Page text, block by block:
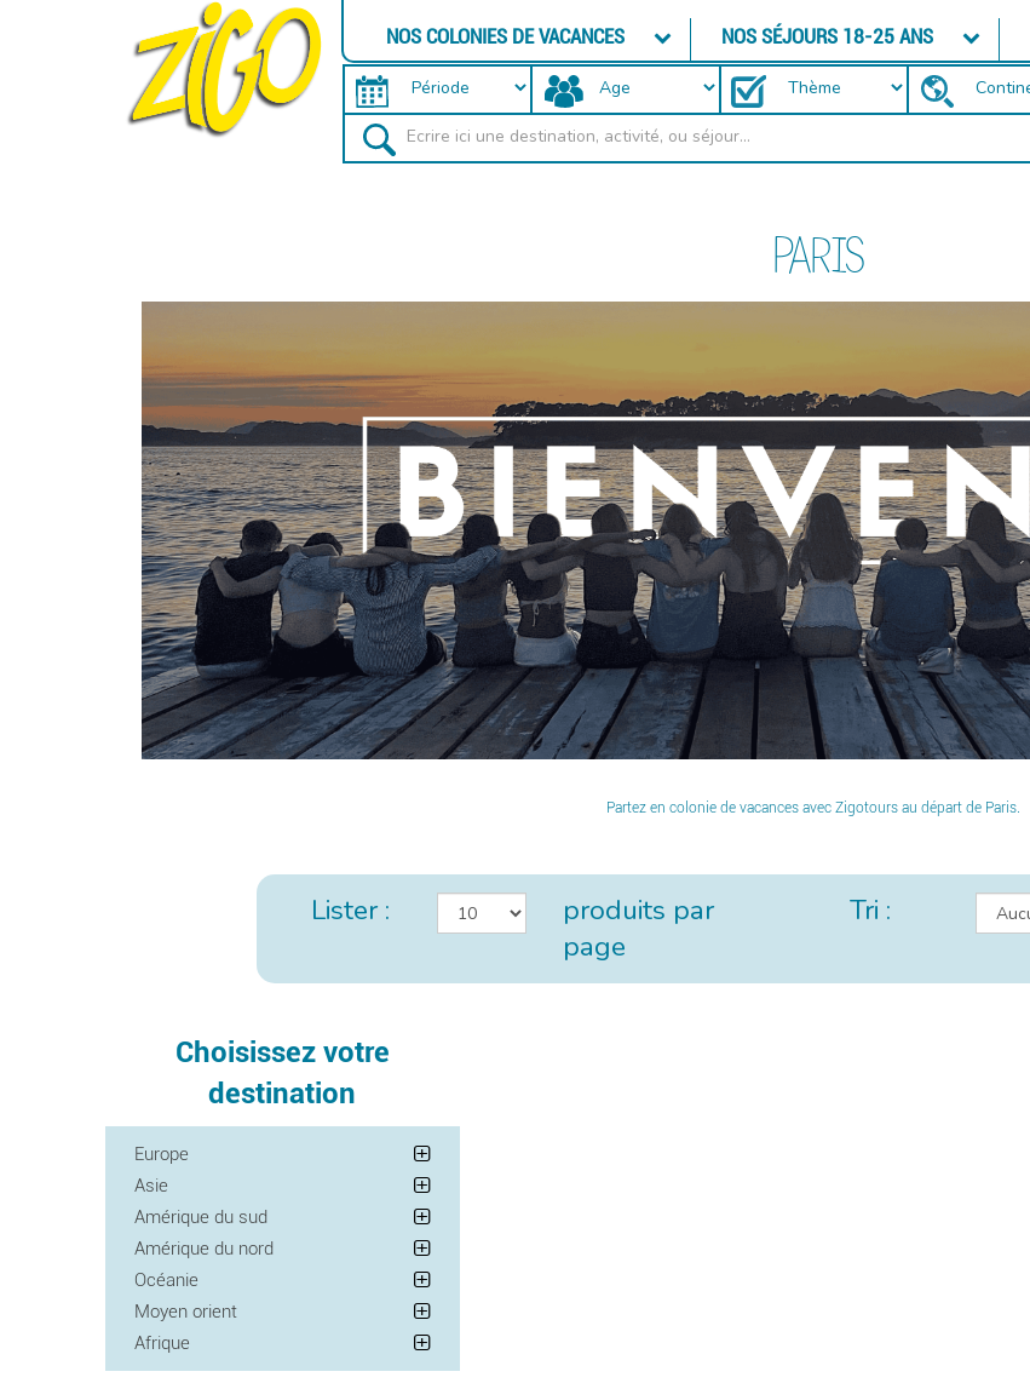
NOS COLONIES DE VACANCES NOS SÉJOURS 18-25 ANS
PARIS
Partez en colonie de vacances avec Zigotours au départ de Paris.
Lister :
produits par
page
Tri :
Choisissez votre
destination
Europe
Asie
Amérique du sud
Amérique du nord
Océanie
Moyen orient
Afrique